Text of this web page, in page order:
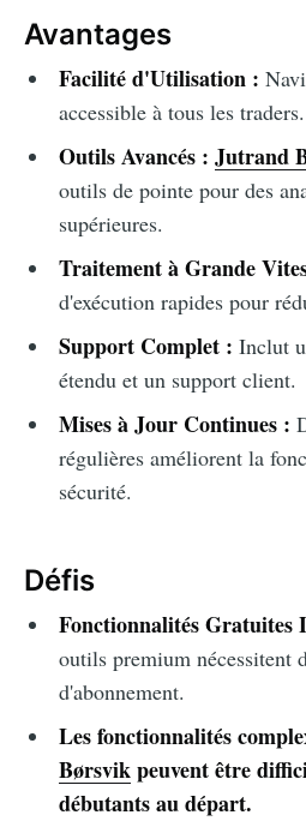
Avantages
Facilité d'Utilisation :
accessible à tous les traders.
Outils Avancés : Jutrand
outils de pointe pour des
supérieures.
Traitement à Grande
d'exécution rapides pour
Support Complet : Inclut
étendu et un support client.
Mises à Jour Continues :
régulières améliorent la
sécurité.
Défis
Fonctionnalités Gratuites
outils premium nécessitent
d'abonnement.
Les fonctionnalités
Børsvikpeuvent être
débutants au départ.